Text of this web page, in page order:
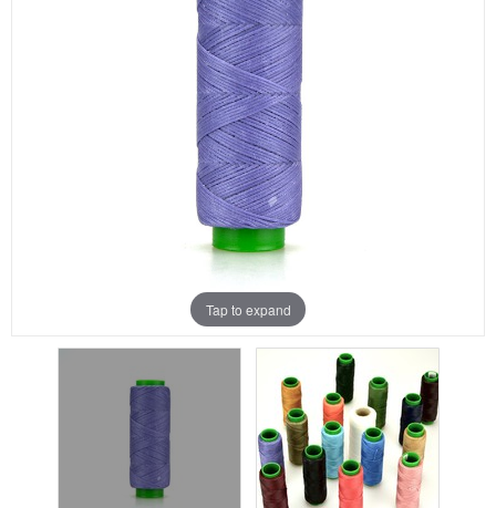
Tap to expand